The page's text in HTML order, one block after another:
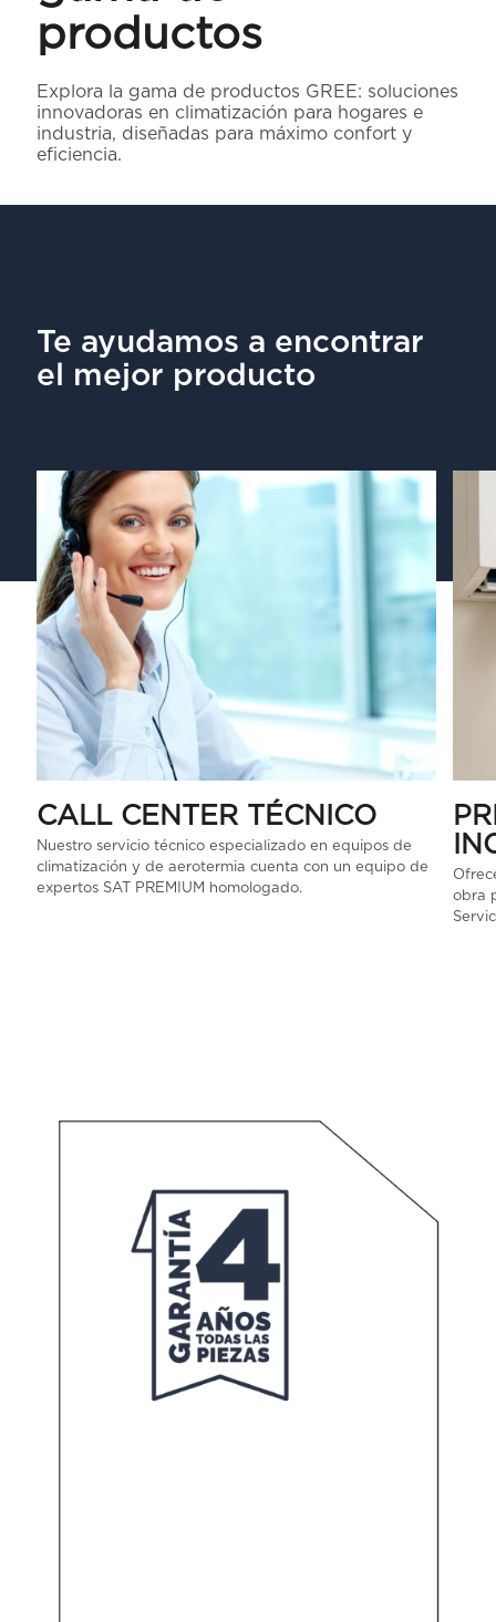
productos
Explora la gama de productos GREE: soluciones
innovadoras en climatización para hogares e
industria, diseñadas para máximo confort y
eficiencia.
Te ayudamos a encontrar
el mejor producto
CALL CENTER TÉCNICO
Nuestro servicio técnico especializado en equipos de
climatización y de aerotermia cuenta con un equipo de
expertos SAT PREMIUM homologado.
obra